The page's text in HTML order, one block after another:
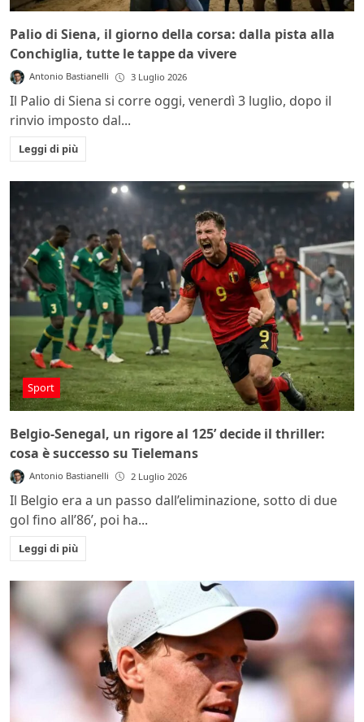
Palio di Siena, il giorno della corsa: dalla pista alla
Conchiglia, tutte le tappe da vivere
Antonio Bastianelli 3 Luglio 2026
Il Palio di Siena si corre oggi, venerdì 3 luglio, dopo il
rinvio imposto dal...
Leggi di più
Sport
Belgio-Senegal, un rigore al 125’ decide il thriller:
cosa è successo su Tielemans
Antonio Bastianelli 2 Luglio 2026
Il Belgio era a un passo dall’eliminazione, sotto di due
gol fino all’86’, poi ha...
Leggi di più